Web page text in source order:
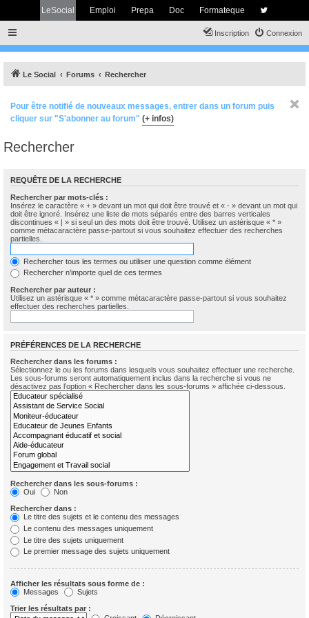
LeSocial Emploi Prepa Doc Formateque
Connexion
Inscription
Le Social Forums Rechercher
Pour être notifié de nouveaux messages, entrer dans un forum puis
cliquer sur "S'abonner au forum" (+ infos)
Rechercher
REQUÊTE DE LA RECHERCHE
Rechercher par mots-clés :
Insérez le caractère « + » devant un mot qui doit être trouvé et « - » devant un mot qui
doit être ignoré. Insérez une liste de mots séparés entre des barres verticales
discontinues « | » si seul un des mots doit être trouvé. Utilisez un astérisque « * »
comme métacaractère passe-partout si vous souhaitez effectuer des recherches
partielles.
Rechercher tous les termes ou utiliser une question comme élément
Rechercher n’importe quel de ces termes
Rechercher par auteur :
Utilisez un astérisque « * » comme métacaractère passe-partout si vous souhaitez
effectuer des recherches partielles.
PRÉFÉRENCES DE LA RECHERCHE
Rechercher dans les forums :
Sélectionnez le ou les forums dans lesquels vous souhaitez effectuer une recherche.
Les sous-forums seront automatiquement inclus dans la recherche si vous ne
désactivez pas l’option « Rechercher dans les sous-forums » affichée ci-dessous.
Rechercher dans les sous-forums :
Oui
Non
Rechercher dans :
Le titre des sujets et le contenu des messages
Le contenu des messages uniquement
Le titre des sujets uniquement
Le premier message des sujets uniquement
Afficher les résultats sous forme de :
Messages
Sujets
Trier les résultats par :